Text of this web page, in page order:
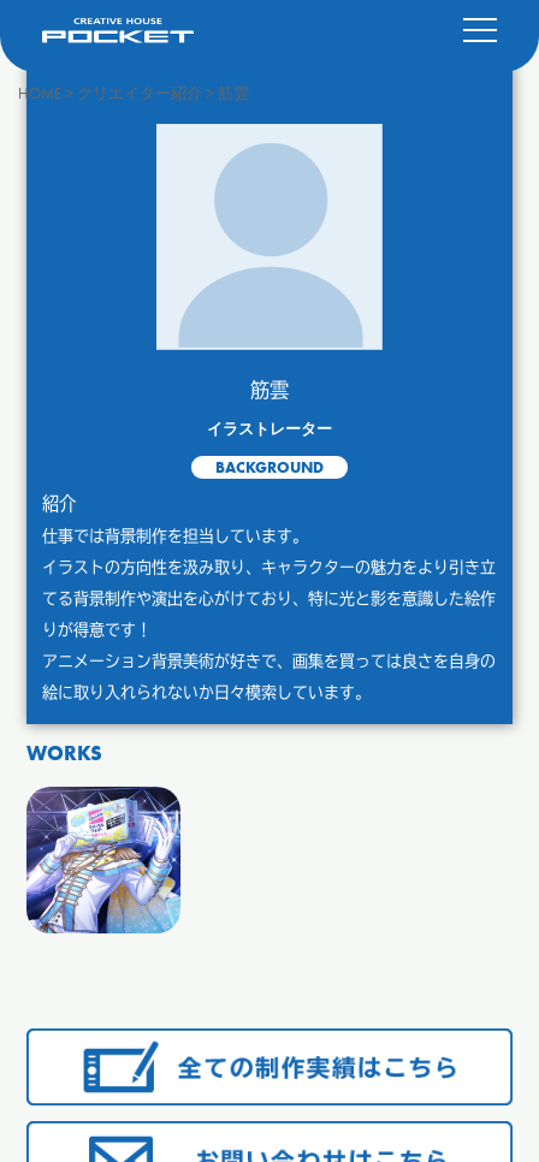
HOME> クリエイター紹介 > 筋雲
筋雲
イラストレーター
BACKGROUND
紹介
仕事では背景制作を担当しています。
イラストの方向性を汲み取り、キャラクターの魅力をより引き立
てる背景制作や演出を心がけており、特に光と影を意識した絵作
りが得意です！
アニメーション背景美術が好きで、画集を買っては良さを自身の
絵に取り入れられないか日々模索しています。
WORKS